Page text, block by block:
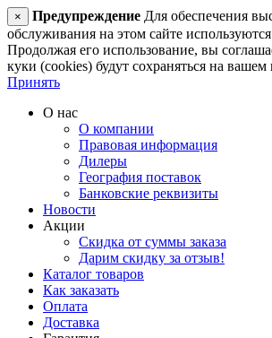
× Предупреждение Для обеспечения
обслуживания на этом сайте
Продолжая его использование, вы
куки (cookies) будут сохраняться на
Принять
О нас
О компании
Правовая информация
Дилеры
География поставок
Банковские реквизиты
Новости
Акции
Скидка от суммы заказа
Дарим скидку за отзыв!
Каталог товаров
Как заказать
Оплата
Доставка